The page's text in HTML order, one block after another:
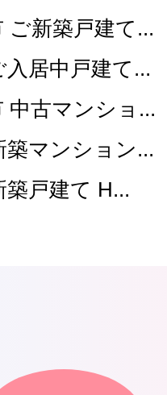
ご新築戸建て...
居中戸建て...
中古マンショ...
築マンション...
戸建て H...